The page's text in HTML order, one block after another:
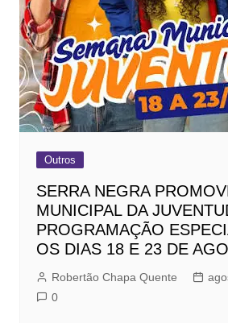
Outros
SERRA NEGRA
MUNICIPAL DA
PROGRAMAÇÃO
OS DIAS 18 E 23 DE
Robertão Chapa Quente
0